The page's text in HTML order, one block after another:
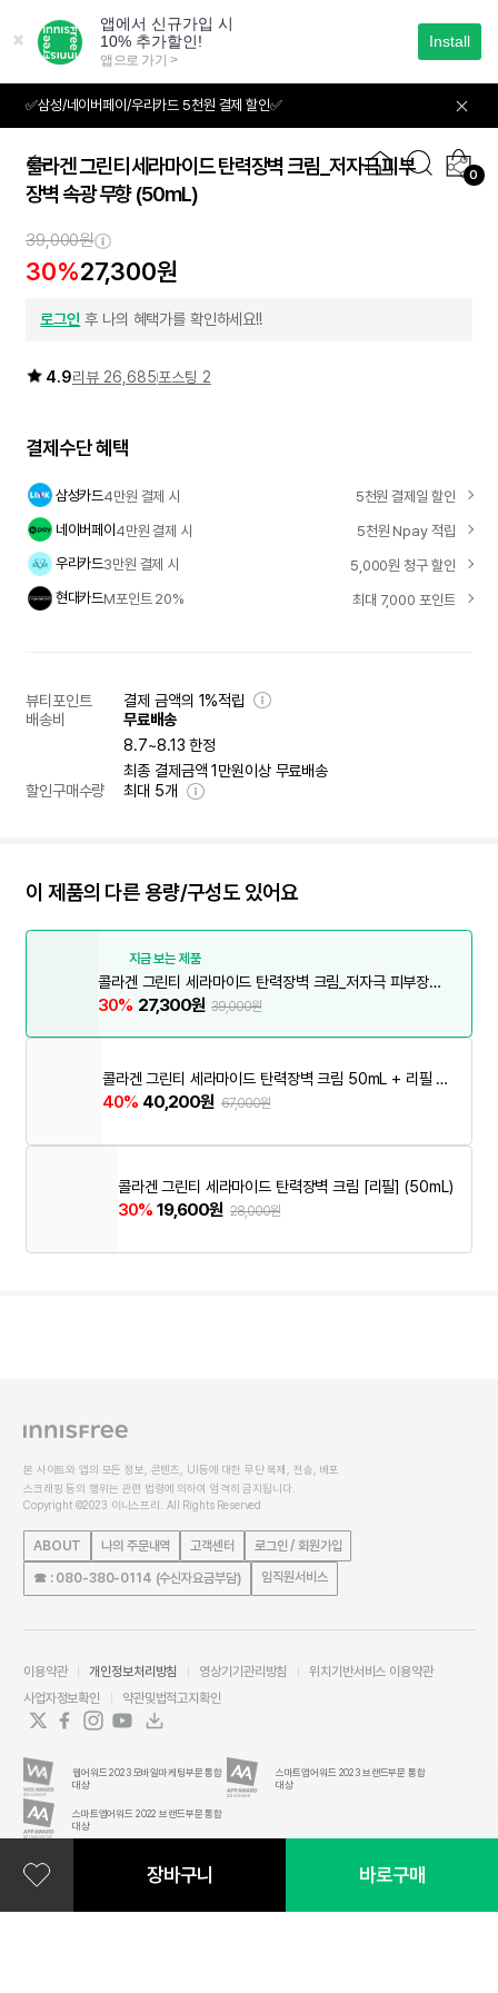
가
✅삼성/네이버페이/우리카드 5천원 결제 할인✅
0
01 04
콜라겐 그린티 세라마이드 탄력장벽 크림_저자극 피부
장벽 속광 무향(50mL)
39,000원
30%27,300원
로그인 후 나의 혜택가를 확인하세요!!
4.9리뷰 26,685포스팅 2
결제수단 혜택
삼성카드4만원 결제 시
5천원 결제일 할인
네이버페이4만원 결제 시
5천원 Npay 적립
우리카드3만원 결제 시
5,000원 청구 할인
현대카드M포인트 20% 최대 7,000 포인트
뷰티포인트
결제 금액의 1%적립
배송비
무료배송
8.7~8.13 한정
최종 결제금액 1만원이상 무료배송
할인구매수량
최대 5개
이 제품의 다른 용량/구성도 있어요
지금 보는 제품
콜라겐 그린티 세라마이드 탄력장벽 크림_저자극 피부장벽
속광 무향 (50mL)
30% 27,300원 39,000원
콜라겐 그린티 세라마이드 탄력장벽 크림 50mL + 리필 5
0mL (50ML)
40% 40,200원 67,000원
콜라겐 그린티 세라마이드 탄력장벽 크림 [리필] (50mL)
30% 19,600원 28,000원
장바구니 바로구매
본 사이트와 앱의 모든 정보, 콘텐츠, UI등에 대한 무단 복제, 전송, 배포
스크래핑 등의 행위는 관련 법령에 의하여 엄격히 금지됩니다.
Copyright ©2023 이니스프리. All Rights Reserved
ABOUT 나의 주문내역 고객센터 로그인 / 회원가입
☎ : 080-380-0114 (수신자요금부담) 임직원서비스
이용약관 개인정보처리방침 영상기기관리방침
위치기반서비스 이용약관
사업자정보확인
약관및법적고지확인
웹어워드 2023 모바일마케팅부문 통합
대상
스마트앱어워드 2023 브랜드부문 통합
대상
스마트앱어워드 2022 브랜드부문 통합
대상